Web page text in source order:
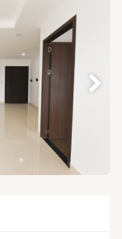
V3